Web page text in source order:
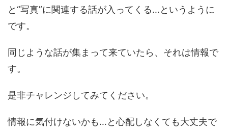
と“写真”に関連する話が入ってくる…というように
です。
同じような話が集まって来ていたら、それは情報で
す。
是非チャレンジしてみてください。
情報に気付けないかも…と心配しなくても大丈夫で